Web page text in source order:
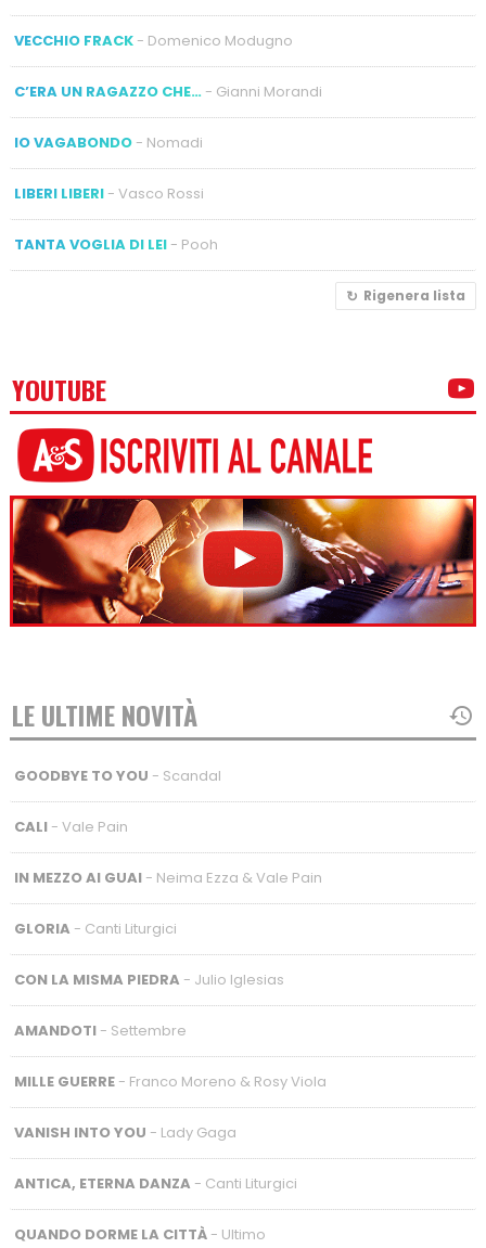
VECCHIO FRACK- Domenico Modugno
C’ERA UN RAGAZZO CHE…- Gianni Morandi
IO VAGABONDO- Nomadi
LIBERI LIBERI- Vasco Rossi
TANTA VOGLIA DI LEI- Pooh
Rigenera lista
YOUTUBE
LE ULTIME NOVITÀ
GOODBYE TO YOU - Scandal
CALI- Vale Pain
IN MEZZO AI GUAI- Neima Ezza & Vale Pain
GLORIA - Canti Liturgici
CON LA MISMA PIEDRA - Julio Iglesias
AMANDOTI- Settembre
MILLE GUERRE- Franco Moreno & Rosy Viola
VANISH INTO YOU - Lady Gaga
ANTICA, ETERNA DANZA - Canti Liturgici
QUANDO DORME LA CITTÀ- Ultimo